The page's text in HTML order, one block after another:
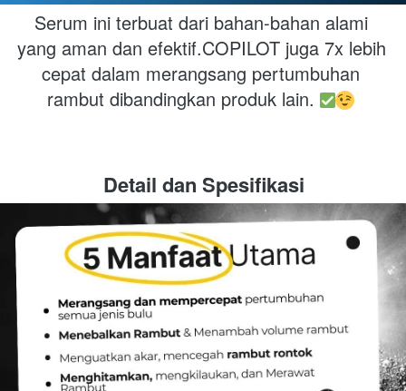
Serum ini terbuat dari bahan-bahan alami
yang aman dan efektif.COPILOT juga 7x lebih
cepat dalam merangsang pertumbuhan
rambut dibandingkan produk lain.
Detail dan Spesifikasi